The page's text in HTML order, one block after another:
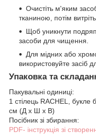
Очистіть м'яким
тканиною, потім
Щоб уникнути
засоби для чищення.
Для мідних або
використовуйте засіб
Упаковка та
Пакувальні одиниці:
1 стілець RACHEL,
см (Д x Ш x В)
Посібник зі збирання:
PDF- інструкція зі